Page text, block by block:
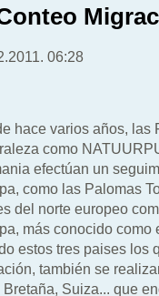
06:28
hace varios años, las
como
efectúan un
como las Palomas
del norte europeo
más conocido como
estos tres paises los
también se
Bretaña, Suiza... que